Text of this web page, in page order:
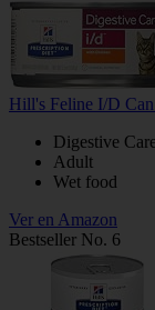
Hill's Feline I/D
Digestive
Adult
Wet food
Ver en Amazon
Bestseller No. 6